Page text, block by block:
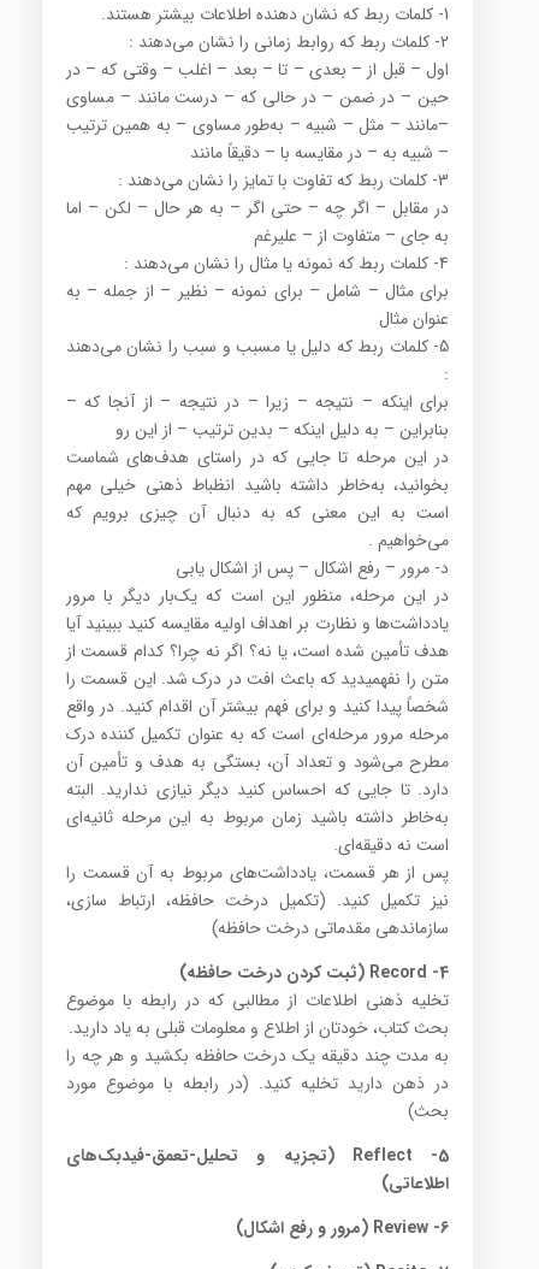
1- کلمات ربط که نشان دهنده اطلاعات بیشتر هستند.
2- کلمات ربط که روابط زمانی را نشان می‌دهند :
اول – قبل از – بعدی – تا – بعد – اغلب – وقتی که – در
حین – در ضمن – در حالی که – درست مانند – مساوی
–مانند – مثل – شبیه – به‌طور مساوی – به همین ترتیب
– شبیه به – در مقایسه با – دقیقاً مانند
3- کلمات ربط که تفاوت با تمایز را نشان می‌دهند :
در مقابل – اگر چه – حتی اگر – به هر حال – لکن – اما
به جای – متفاوت از – علیرغم
4- کلمات ربط که نمونه یا مثال را نشان می‌دهند :
برای مثال – شامل – برای نمونه – نظیر – از جمله – به
عنوان مثال
5- کلمات ربط که دلیل یا مسبب و سبب را نشان می‌دهند
:
برای اینکه – نتیجه – زیرا – در نتیجه – از آنجا که –
بنابراین – به دلیل اینکه – بدین ترتیب – از این رو
در این مرحله تا جایی که در راستای هدف‌های شماست
بخوانید، به‌خاطر داشته باشید انظباط ذهنی خیلی مهم
است به این معنی که به دنبال آن چیزی برویم که
می‌خواهیم .
د- مرور – رفع اشکال – پس از اشکال یابی
در این مرحله، منظور این است که یک‌بار دیگر با مرور
یادداشت‌ها و نظارت بر اهداف اولیه مقایسه کنید ببینید آیا
هدف تأمین شده است، یا نه؟ اگر نه چرا؟ کدام قسمت از
متن را نفهمیدید که باعث افت در درک شد. این قسمت را
شخصاً پیدا کنید و برای فهم بیشتر آن اقدام کنید. در واقع
مرحله مرور مرحله‌ای است که به عنوان تکمیل کننده درک
مطرح می‌شود و تعداد آن، بستگی به هدف و تأمین آن
دارد. تا جایی که احساس کنید دیگر نیازی ندارید. البته
به‌خاطر داشته باشید زمان مربوط به این مرحله ثانیه‌ای
است نه دقیقه‌ای.
پس از هر قسمت، یادداشت‌های مربوط به آن قسمت را
نیز تکمیل کنید. (تکمیل درخت حافظه، ارتباط سازی،
سازماندهی مقدماتی درخت حافظه)
4- Record (ثبت کردن درخت حافظه)
تخلیه ذهنی اطلاعات از مطالبی که در رابطه با موضوع
بحث کتاب، خودتان از اطلاع و معلومات قبلی به یاد دارید.
به مدت چند دقیقه یک درخت حافظه بکشید و هر چه را
در ذهن دارید تخلیه کنید. (در رابطه با موضوع مورد
بحث)
5- Reflect (تجزیه و تحلیل-تعمق-فیدبک‌های
اطلاعاتی)
6- Review (مرور و رفع اشکال)